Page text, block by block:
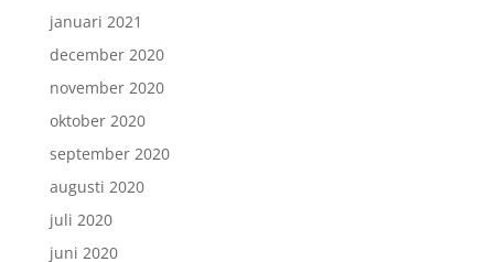
januari 2021
december 2020
november 2020
oktober 2020
september 2020
augusti 2020
juli 2020
juni 2020